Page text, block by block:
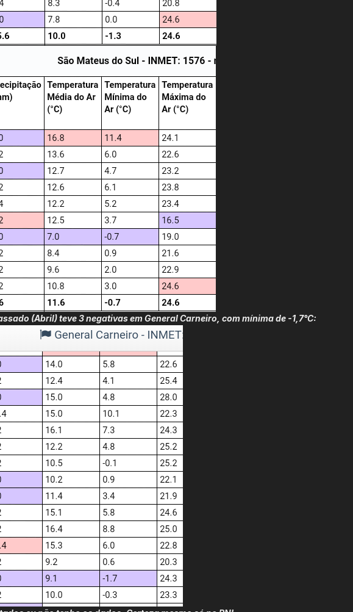
(Abril) teve 3 negativas em General Carneiro, com mínima de -1,7°C: